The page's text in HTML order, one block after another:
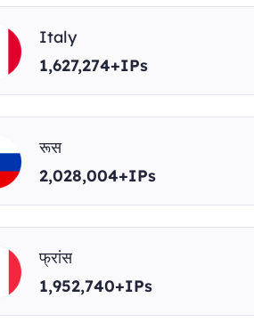
Italy
1,627,274+IPs
रूस
2,028,004+IPs
फ्रांस
1,952,740+IPs